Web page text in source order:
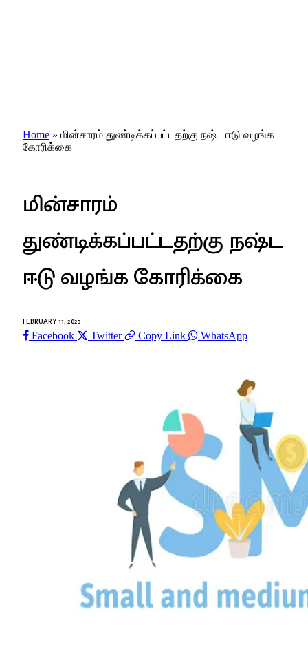
Home » மின்சாரம் துண்டிக்கப்பட்டதற்கு நஷ்ட ஈடு வழங்க
கோரிக்கை
மின்சாரம்
துண்டிக்கப்பட்டதற்கு நஷ்ட
ஈடு வழங்க கோரிக்கை
FEBRUARY 11, 2025
Facebook Twitter Copy Link WhatsApp